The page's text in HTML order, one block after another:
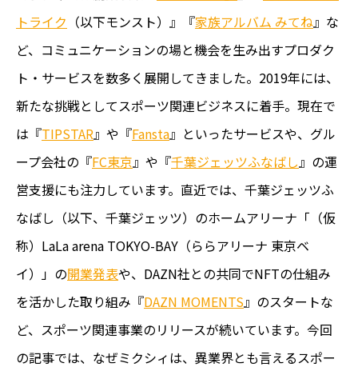
トライク （以下モンスト）』『家族アルバム みてね』な
ど、コミュニケーションの場と機会を生み出すプロダク
ト・サービスを数多く展開してきました。2019年には、
新たな挑戦としてスポーツ関連ビジネスに着手。現在で
は『TIPSTAR』や『Fansta』といったサービスや、グル
ープ会社の『FC東京』や『千葉ジェッツふなばし 』の運
営支援にも注力しています。直近では、千葉ジェッツふ
なばし（以下、千葉ジェッツ）のホームアリーナ「（仮
称）LaLa arena TOKYO-BAY（ららアリーナ 東京ベ
イ）」の開業発表や、DAZN社との共同でNFTの仕組み
を活かした取り組み『DAZN MOMENTS』のスタートな
ど、スポーツ関連事業のリリースが続いています。今回
の記事では、なぜミクシィは、異業界とも言えるスポー